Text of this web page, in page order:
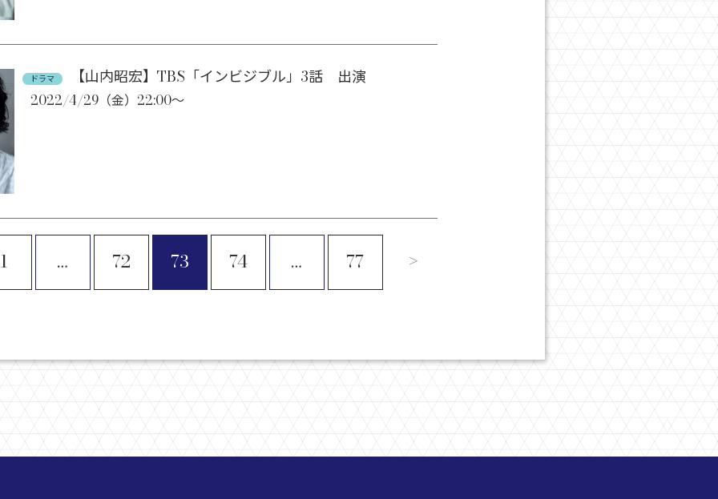
ドラマ 【山内昭宏】TBS「インビジブル」3話 出演
2022/4/29（金）22:00～
1 … 72 73 74 … 77 >